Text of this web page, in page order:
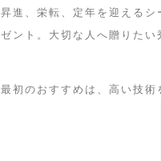
昇進、栄転、定年を迎える
ゼント。大切な人へ贈りたい
最初のおすすめは、高い技